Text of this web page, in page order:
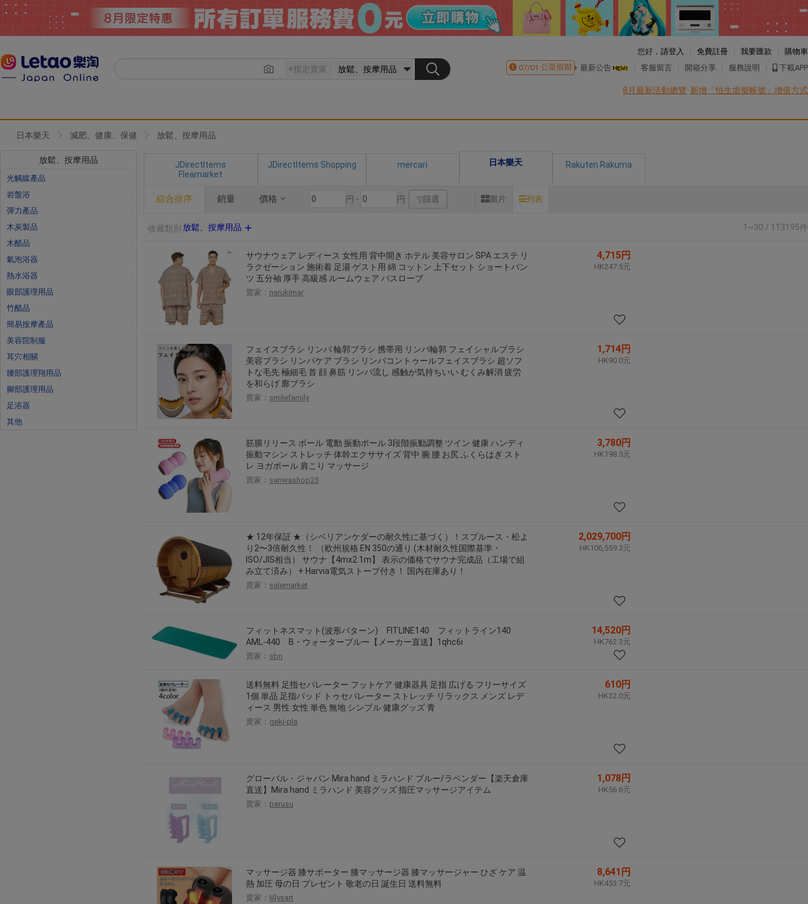
您好， 請登入 免費註冊 我要匯款
購物車
07/01 公眾假期 最新公告 客服留言 開箱分享 服務說明 下載APP
8月最新活動總覽 新增「恒生虛擬帳號」增值方式
日本樂天 減肥、健康、保健 放鬆、按摩用品
放鬆、按摩用品
光觸媒產品
岩盤浴
彈力產品
木炭製品
木醋品
氣泡浴器
熱水浴器
眼部護理用品
竹醋品
簡易按摩產品
美容院制服
耳穴相關
腰部護理翔用品
腳部護理用品
足浴器
其他
JDirectItems
Fleamarket
JDirectItems Shopping mercari 日本樂天 Rakuten Rakuma
綜合排序 銷量 價格 円 - 円 篩選 圖片 列表
收藏類別 放鬆、按摩用品 1~30 / 113195件
サウナウェア レディース 女性用 背中開き ホテル 美容サロン SPA エステ リ
ラクゼーション 施術着 足湯 ゲスト用 綿 コットン 上下セット ショートパン
ツ 五分袖 厚手 高級感 ルームウェア バスローブ
賣家： narukimar
4,715円
HK247.5元
フェイスブラシ リンパ 輪郭ブラシ 携帯用 リンパ輪郭 フェイシャルブラシ
美容ブラシ リンパケア ブラシ リンパコントゥールフェイスブラシ 超ソフ
トな毛先 極細毛 首 顔 鼻筋 リンパ流し 感触が気持ちいい むくみ解消 疲労
を和らげ 廓ブラシ
賣家： smilefamily
1,714円
HK90.0元
筋膜リリース ボール 電動 振動ボール 3段階振動調整 ツイン 健康 ハンディ
振動マシン ストレッチ 体幹エクササイズ 背中 腕 腰 お尻 ふくらはぎ スト
レ ヨガボール 肩こり マッサージ
賣家： sanwashop25
3,780円
HK198.5元
★ 12年保証 ★（シベリアンケダーの耐久性に基づく）！スプルース・松よ
り2〜3倍耐久性！ （欧州規格 EN 350の通り (木材耐久性国際基準・
ISO/JIS相当） サウナ【4mx2.1m】 表示の価格でサウナ完成品（工場で組
み立て済み） + Harvia電気ストーブ付き！ 国内在庫あり！
賣家： salemarket
2,029,700円
HK106,559.3元
フィットネスマット(波形パターン) FITLINE140 フィットライン140
AML-440 B・ウォーターブルー【メーカー直送】1qhc6i
賣家： sbn
14,520円
HK762.3元
送料無料 足指セパレーター フットケア 健康器具 足指 広げる フリーサイズ
1個 単品 足指パッド トゥセパレーター ストレッチ リラックス メンズ レデ
ィース 男性 女性 単色 無地 シンプル 健康グッズ 青
賣家： geki-pla
610円
HK32.0元
グローバル・ジャパン Mira hand ミラハンド ブルー/ラベンダー【楽天倉庫
直送】Mira hand ミラハンド 美容グッズ 指圧マッサージアイテム
賣家： parusu
1,078円
HK56.6元
マッサージ器 膝サポーター 膝マッサージ器 膝マッサージャー ひざ ケア 温
熱 加圧 母の日 プレゼント 敬老の日 誕生日 送料無料
賣家： lillysart
8,641円
HK453.7元